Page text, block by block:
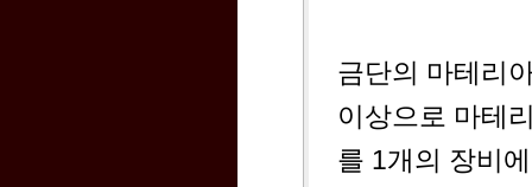
금단의 마테리
이상으로 마테
를 1개의 장비